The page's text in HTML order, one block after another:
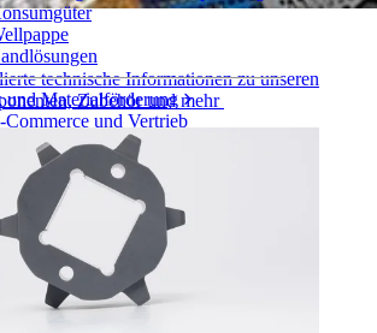
technische Informationen zu unseren
Zubehör und mehr
und Materialförderung
Commerce und Vertrieb
und Paket
und Automobilindustrie
Batterien